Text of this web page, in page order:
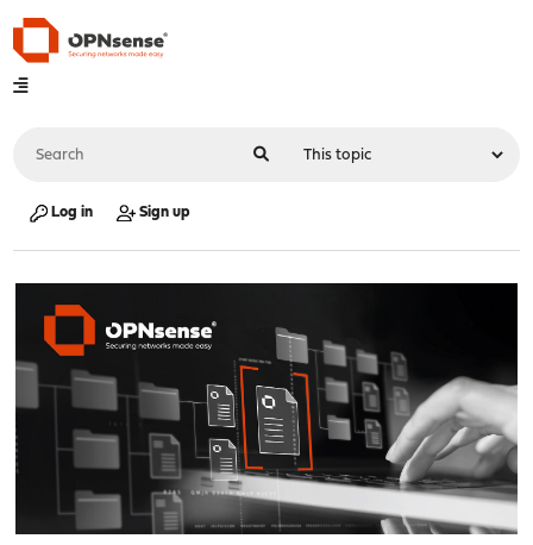
Log in Sign up